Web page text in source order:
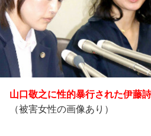
山口敬之に性的暴行された伊藤
（被害女性の画像あり）